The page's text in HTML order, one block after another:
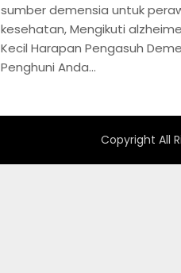
sumber demensia untuk
kesehatan, Mengikuti
Kecil Harapan Pengasuh
Penghuni Anda…
Copyright All